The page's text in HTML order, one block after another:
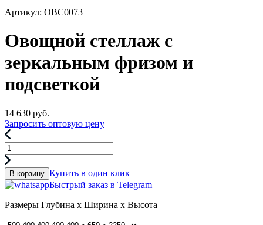
Артикул: ОВС0073
Овощной стеллаж с
зеркальным фризом и
подсветкой
14 630 руб.
Запросить оптовую цену
В корзину Купить в один клик
Быстрый заказ в Telegram
Размеры Глубина x Ширина x Высота